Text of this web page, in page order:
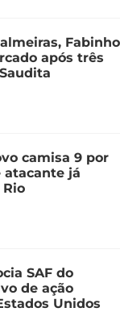
Fabinho
após três
camisa 9 por
atacante já
SAF do
de ação
Unidos